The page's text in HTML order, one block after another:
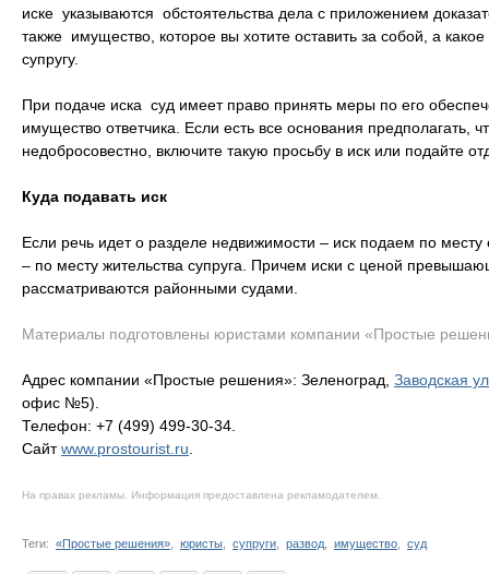
иске указываются обстоятельства дела с приложением
также имущество, которое вы хотите оставить за собой, а
супругу.
При подаче иска суд имеет право принять меры по его
имущество ответчика. Если есть все основания предполагать,
недобросовестно, включите такую просьбу в иск или подайте
Куда подавать иск
Если речь идет о разделе недвижимости – иск подаем по
– по месту жительства супруга. Причем иски с ценой
рассматриваются районными судами.
Материалы подготовлены юристами компании «Простые
Адрес компании «Простые решения»: Зеленоград, Заводская
офис №5).
Телефон: +7 (499) 499-30-34.
Сайтwww.prostourist.ru
На правах рекламы. Информация предоставлена рекламодателем.
Теги: «Простые решения» юристы супруги развод имущество суд